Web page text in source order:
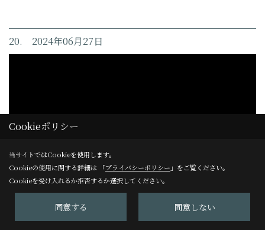
20. 2024年06月27日
Cookieポリシー
当サイトではCookieを使用します。
Cookieの使用に関する詳細は 「プライバシーポリシー 」をご覧ください。
Cookieを受け入れるか拒否するか選択してください。
同意する 同意しない